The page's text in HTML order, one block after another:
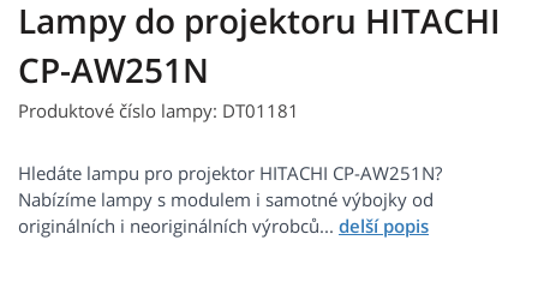
Lampy do projektoru HITACHI
CP-AW251N
Produktové číslo lampy: DT01181
Hledáte lampu pro projektor HITACHI CP-AW251N?
Nabízíme lampy s modulem i samotné výbojky od
originálních i neoriginálních výrobců...